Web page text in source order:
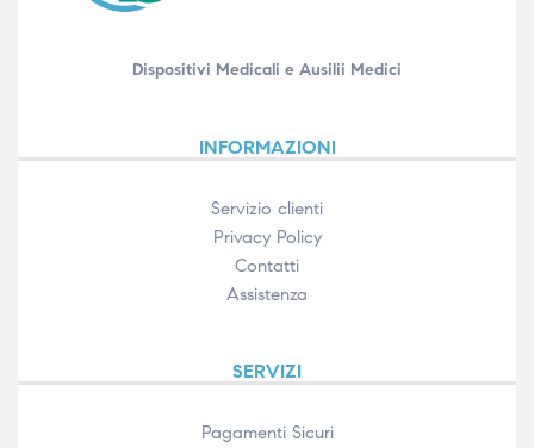
Dispositivi Medicali e Ausilii Medici
INFORMAZIONI
Servizio clienti
Privacy Policy
Contatti
Assistenza
SERVIZI
Pagamenti Sicuri